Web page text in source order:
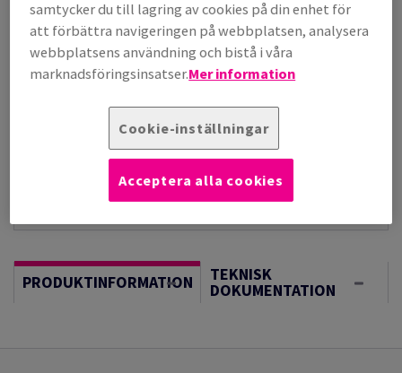
(28,8 kg )
I LAGER, LÄNGRE LEVERANS, FÖRVÄNTAT LEV.DATUM
17/08/2026
Vägledning om enheter
PRODUKTINFORMATION TEKNISK
DOKUMENTATION
samtycker du till lagring av cookies på din enhet för
att förbättra navigeringen på webbplatsen, analysera
webbplatsens användning och bistå i våra
marknadsföringsinsatser.Mer information
Cookie-inställningar
Acceptera alla cookies